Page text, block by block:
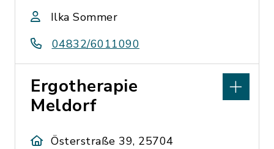
Ilka Sommer
04832/6011090
Ergotherapie
Meldorf
Österstraße 39, 25704